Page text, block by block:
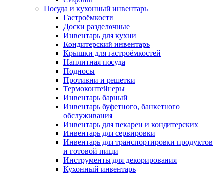
Посуда и кухонный инвентарь
Гастроёмкости
Доски разделочные
Инвентарь для кухни
Кондитерский инвентарь
Крышки для гастроёмкостей
Наплитная посуда
Подносы
Противни и решетки
Термоконтейнеры
Инвентарь барный
Инвентарь буфетного, банкетного
обслуживания
Инвентарь для пекарен и кондитерских
Инвентарь для сервировки
Инвентарь для транспортировки продуктов
и готовой пищи
Инструменты для декорирования
Кухонный инвентарь